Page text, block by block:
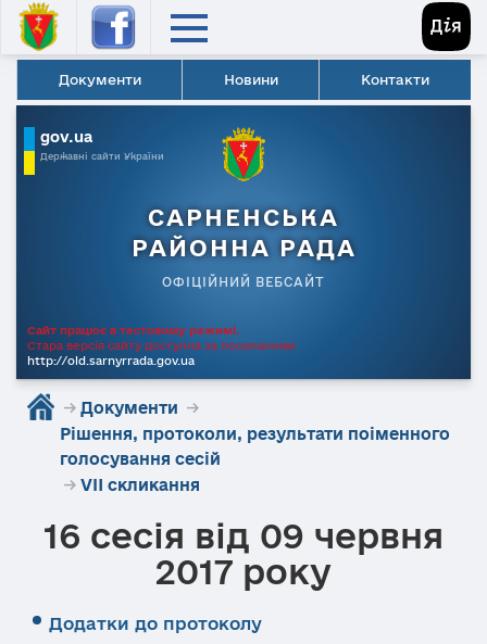
Документи Новини Контакти
gov.ua
Державні сайти України
САРНЕНСЬКА
РАЙОННА РАДА
ОФІЦІЙНИЙ ВЕБСАЙТ
Сайт працює в тестовому режимі.
Стара версія сайту доступна за посиланням
http://old.sarnyrrada.gov.ua
→ Документи →
Рішення, протоколи, результати поіменного
голосування сесій
→ VII скликання
16 сесія від 09 червня
2017 року
Додатки до протоколу